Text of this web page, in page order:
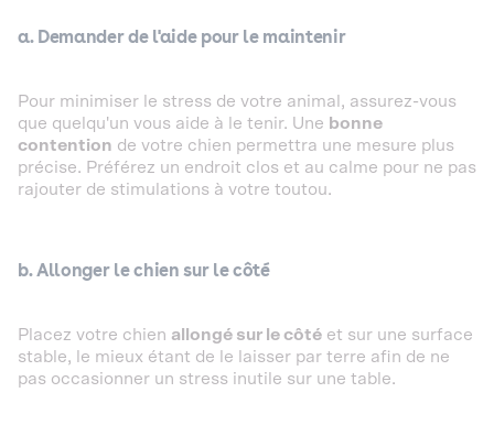
a. Demander de l'aide pour le maintenir
Pour minimiser le stress de votre animal, assurez-vous
que quelqu'un vous aide à le tenir. Une bonne
contention de votre chien permettra une mesure plus
précise. Préférez un endroit clos et au calme pour ne pas
rajouter de stimulations à votre toutou.
b. Allonger le chien sur le côté
Placez votre chien allongé sur le côté et sur une surface
stable, le mieux étant de le laisser par terre afin de ne
pas occasionner un stress inutile sur une table.